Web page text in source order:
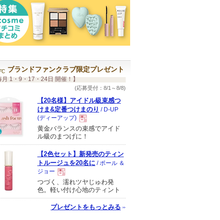
ブランドファンクラブ限定プレゼント
月 1・9・17・24日 開催！】
(応募受付：8/1～8/8)
【20名様】アイドル級束感つ
けま&定番つけまのり / D-UP
(ディーアップ)
現
品
黄金バランスの束感でアイド
ル級のまつげに！
【2色セット】新発売のティン
トルージュを20名に / ポール ＆
ジョー
現
品
つづく、濡れツヤじゅわ発
色。軽い付け心地のティント
プレゼントをもっとみる